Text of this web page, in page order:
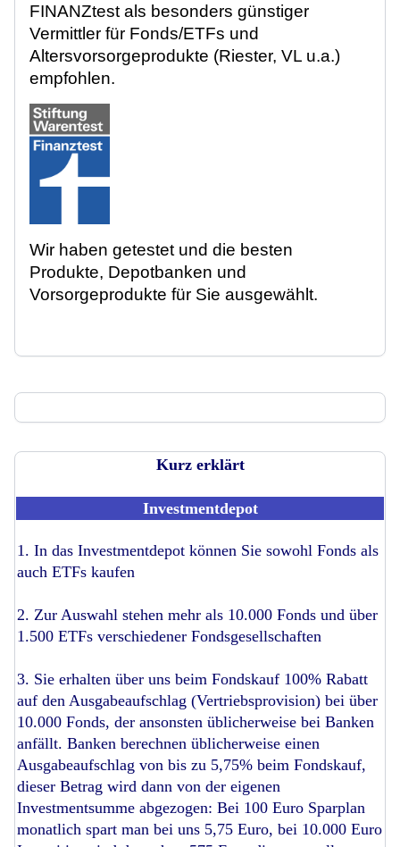
FINANZtest als besonders günstiger
Vermittler für Fonds/ETFs und
Altersvorsorgeprodukte (Riester, VL u.a.)
empfohlen.
Wir haben getestet und die besten
Produkte, Depotbanken und
Vorsorgeprodukte für Sie ausgewählt.
Kurz erklärt
Investmentdepot
1. In das Investmentdepot können Sie sowohl Fonds als
auch ETFs kaufen
2. Zur Auswahl stehen mehr als 10.000 Fonds und über
1.500 ETFs verschiedener Fondsgesellschaften
3. Sie erhalten über uns beim Fondskauf 100% Rabatt
auf den Ausgabeaufschlag (Vertriebsprovision) bei über
10.000 Fonds, der ansonsten üblicherweise bei Banken
anfällt. Banken berechnen üblicherweise einen
Ausgabeaufschlag von bis zu 5,75% beim Fondskauf,
dieser Betrag wird dann von der eigenen
Investmentsumme abgezogen: Bei 100 Euro Sparplan
monatlich spart man bei uns 5,75 Euro, bei 10.000 Euro